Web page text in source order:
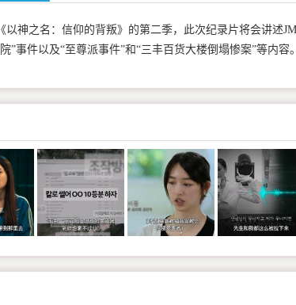
以神之名：信仰的背叛》的第二季，此次纪录片将会讲述
”事件以及“至尊派事件”和“三丰百货大楼倒塌惨案”等内容。